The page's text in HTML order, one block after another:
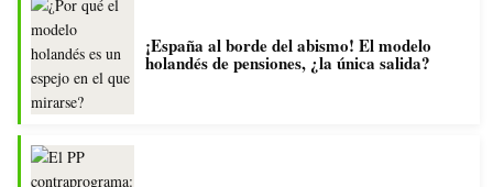
¡España al borde del abismo! El modelo
holandés de pensiones, ¿la única salida?